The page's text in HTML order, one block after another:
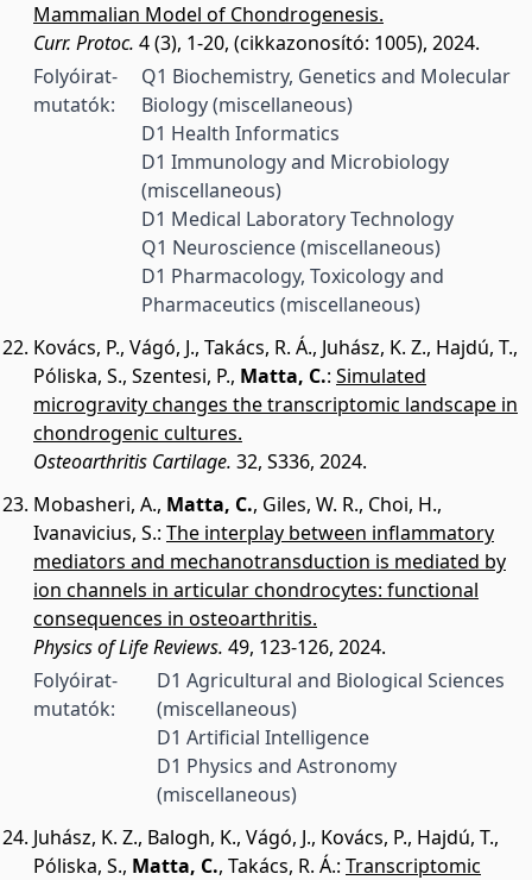
Mammalian Model of Chondrogenesis.
Curr. Protoc. 4 (3), 1-20, (cikkazonosító: 1005), 2024.
Folyóirat-
mutatók:
Q1 Biochemistry, Genetics and Molecular
Biology (miscellaneous)
D1 Health Informatics
D1 Immunology and Microbiology
(miscellaneous)
D1 Medical Laboratory Technology
Q1 Neuroscience (miscellaneous)
D1 Pharmacology, Toxicology and
Pharmaceutics (miscellaneous)
Kovács, P., Vágó, J., Takács, R. Á., Juhász, K. Z., Hajdú, T.,
Póliska, S., Szentesi, P., Matta, C.: Simulated
microgravity changes the transcriptomic landscape in
chondrogenic cultures.
Osteoarthritis Cartilage. 32, S336, 2024.
Mobasheri, A., Matta, C., Giles, W. R., Choi, H.,
Ivanavicius, S.: The interplay between inflammatory
mediators and mechanotransduction is mediated by
ion channels in articular chondrocytes: functional
consequences in osteoarthritis.
Physics of Life Reviews. 49, 123-126, 2024.
Folyóirat-
mutatók:
D1 Agricultural and Biological Sciences
(miscellaneous)
D1 Artificial Intelligence
D1 Physics and Astronomy
(miscellaneous)
Juhász, K. Z., Balogh, K., Vágó, J., Kovács, P., Hajdú, T.,
Póliska, S., Matta, C., Takács, R. Á.: Transcriptomic